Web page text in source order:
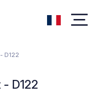
D122
D122